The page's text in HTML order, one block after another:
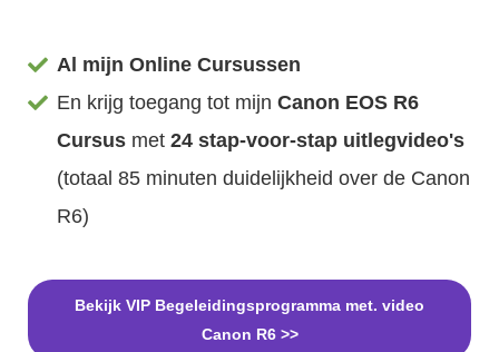
Al mijn Online Cursussen
En krijg toegang tot mijnCanon EOS R6
Cursus met 24 stap-voor-stap uitlegvideo's
(totaal 85 minuten duidelijkheid over de Canon
R6)
Bekijk VIP Begeleidingsprogramma met. video
Canon R6 >>